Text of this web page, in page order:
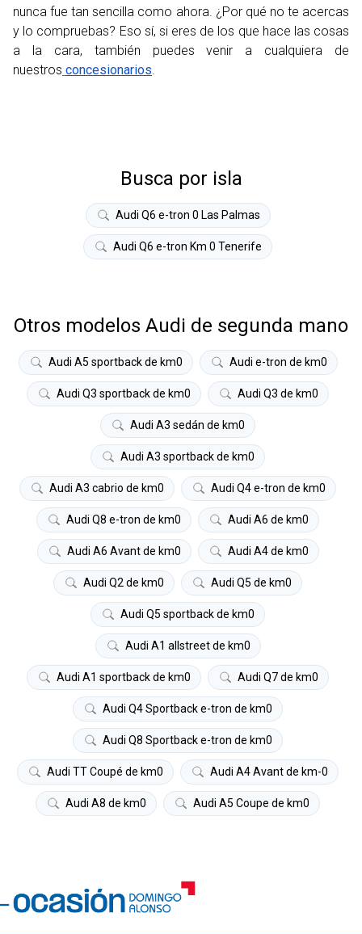
nunca fue tan sencilla como ahora. ¿Por qué no te acercas
y lo compruebas? Eso sí, si eres de los que hace las cosas
a la cara, también puedes venir a cualquiera de
nuestros concesionarios
Busca por isla
Audi Q6 e-tron 0 Las Palmas
Audi Q6 e-tron Km 0 Tenerife
Otros modelos Audi de segunda mano
Audi A5 sportback de km0 Audi e-tron de km0
Audi Q3 sportback de km0 Audi Q3 de km0
Audi A3 sedán de km0
Audi A3 sportback de km0
Audi A3 cabrio de km0 Audi Q4 e-tron de km0
Audi Q8 e-tron de km0 Audi A6 de km0
Audi A6 Avant de km0 Audi A4 de km0
Audi Q2 de km0 Audi Q5 de km0
Audi Q5 sportback de km0
Audi A1 allstreet de km0
Audi A1 sportback de km0 Audi Q7 de km0
Audi Q4 Sportback e-tron de km0
Audi Q8 Sportback e-tron de km0
Audi TT Coupé de km0 Audi A4 Avant de km-0
Audi A8 de km0 Audi A5 Coupe de km0